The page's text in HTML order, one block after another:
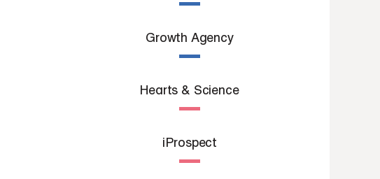
Growth Agency
Hearts & Science
iProspect